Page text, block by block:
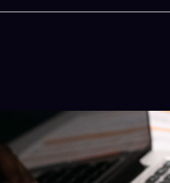
今晚吃什麽